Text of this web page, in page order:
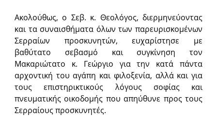
Ακολούθως, ο Σεβ. κ. Θεολόγος, διερμηνεύοντας
και τα συναισθήματα όλων των παρευρισκομένων
Σερραίων προσκυνητών, ευχαρίστησε με
βαθύτατο σεβασμό και συγκίνηση τον
Μακαριώτατο κ. Γεώργιο για την κατά πάντα
αρχοντική του αγάπη και φιλοξενία, αλλά και για
τους επιστηρικτικούς λόγους σοφίας και
πνευματικής οικοδομής που απηύθυνε προς τους
Σερραίους προσκυνητές.